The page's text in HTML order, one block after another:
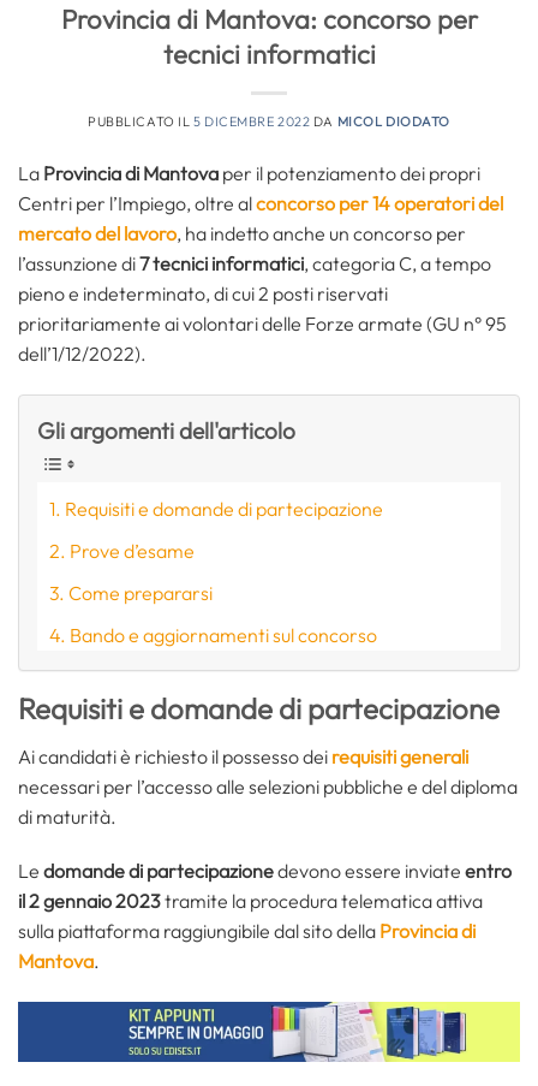
Provincia di Mantova: concorso per
tecnici informatici
PUBBLICATO IL 5 DICEMBRE 2022 DA MICOL DIODATO
La Provincia di Mantova per il potenziamento dei propri
Centri per l’Impiego, oltre alconcorso per 14 operatori del
mercato del lavoro, ha indetto anche un concorso per
l’assunzione di7 tecnici informatici, categoria C, a tempo
pieno e indeterminato, di cui 2 posti riservati
prioritariamente ai volontari delle Forze armate (GU n° 95
dell’1/12/2022).
Gli argomenti dell'articolo
Requisiti e domande di partecipazione
Prove d’esame
Come prepararsi
Bando e aggiornamenti sul concorso
Requisiti e domande di partecipazione
Ai candidati è richiesto il possesso dei requisiti generali
necessari per l’accesso alle selezioni pubbliche e del diploma
di maturità.
Le domande di partecipazionedevono essere inviate entro
il 2 gennaio 2023tramite la procedura telematica attiva
sulla piattaforma raggiungibile dal sito della Provincia di
Mantova.